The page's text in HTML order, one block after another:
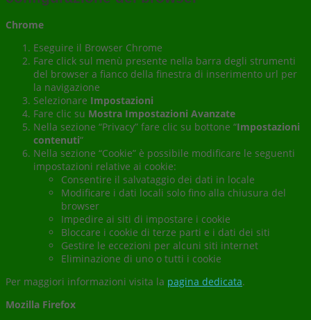
Chrome
Eseguire il Browser Chrome
Fare click sul menù presente nella barra degli strumenti
del browser a fianco della finestra di inserimento url per
la navigazione
Selezionare Impostazioni
Fare clic su Mostra Impostazioni Avanzate
Nella sezione “Privacy” fare clic su bottone “Impostazioni
contenuti“
Nella sezione “Cookie” è possibile modificare le seguenti
impostazioni relative ai cookie:
Consentire il salvataggio dei dati in locale
Modificare i dati locali solo fino alla chiusura del
browser
Impedire ai siti di impostare i cookie
Bloccare i cookie di terze parti e i dati dei siti
Gestire le eccezioni per alcuni siti internet
Eliminazione di uno o tutti i cookie
Per maggiori informazioni visita la pagina dedicata.
Mozilla Firefox